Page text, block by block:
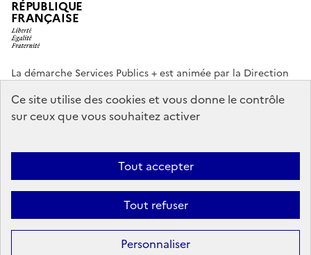
RÉPUBLIQUE
FRANÇAISE
La démarche Services Publics + est animée par la Direction
info.gouv.fr service-public.gouv.fr
legifrance.gouv.fr
data.gouv.fr
Footer
menu
Plan du site Accessibilité partiellement conforme
Mentions légales
Données personnelles
Gestion des cookies
Sauf mention contraire, tous les textes de ce site sont sous
Ce site utilise des cookies et vous donne le contrôle
sur ceux que vous souhaitez activer
Tout accepter
Tout refuser
Personnaliser